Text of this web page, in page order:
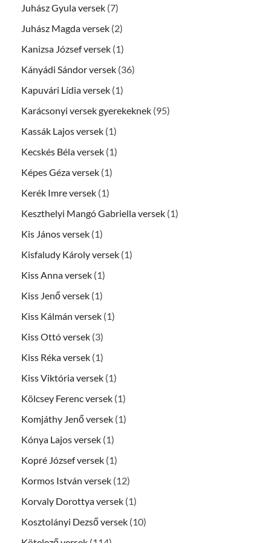
Juhász Gyula versek (7)
Juhász Magda versek (2)
Kanizsa József versek (1)
Kányádi Sándor versek (36)
Kapuvári Lídia versek (1)
Karácsonyi versek gyerekeknek (95)
Kassák Lajos versek (1)
Kecskés Béla versek (1)
Képes Géza versek (1)
Kerék Imre versek (1)
Keszthelyi Mangó Gabriella versek (1)
Kis János versek (1)
Kisfaludy Károly versek (1)
Kiss Anna versek (1)
Kiss Jenő versek (1)
Kiss Kálmán versek (1)
Kiss Ottó versek (3)
Kiss Réka versek (1)
Kiss Viktória versek (1)
Kölcsey Ferenc versek (1)
Komjáthy Jenő versek (1)
Kónya Lajos versek (1)
Kopré József versek (1)
Kormos István versek (12)
Korvaly Dorottya versek (1)
Kosztolányi Dezső versek (10)